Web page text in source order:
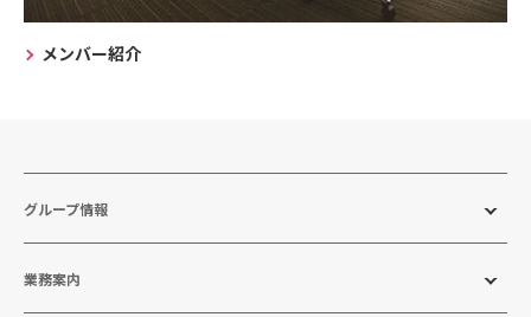
メンバー紹介
グループ情報
業務案内